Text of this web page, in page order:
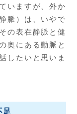
いますが、外か
脈）は、いやで
の表在静脈と健
奥にある動脈と
したいと思いま
足